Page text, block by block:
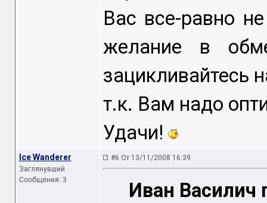
Вас все-равно
желание в
зацикливайтесь
т.к. Вам надо
Удачи!
Ice Wanderer
Заглянувший
Сообщения: 3
#6 От 13/11/2008 16:39
Иван Василич